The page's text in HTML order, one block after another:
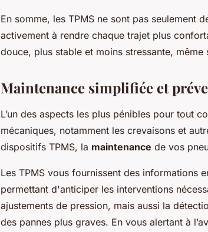
En somme, les TPMS ne sont pas seulement
activement à rendre chaque trajet plus
douce, plus stable et moins stressante, même
Maintenance simplifiée et
L’un des aspects les plus pénibles pour tout
mécaniques, notamment les crevaisons et
dispositifs TPMS, la maintenance de vos
Les TPMS vous fournissent des informations
permettant d'anticiper les interventions
ajustements de pression, mais aussi la
des pannes plus graves. En vous alertant à